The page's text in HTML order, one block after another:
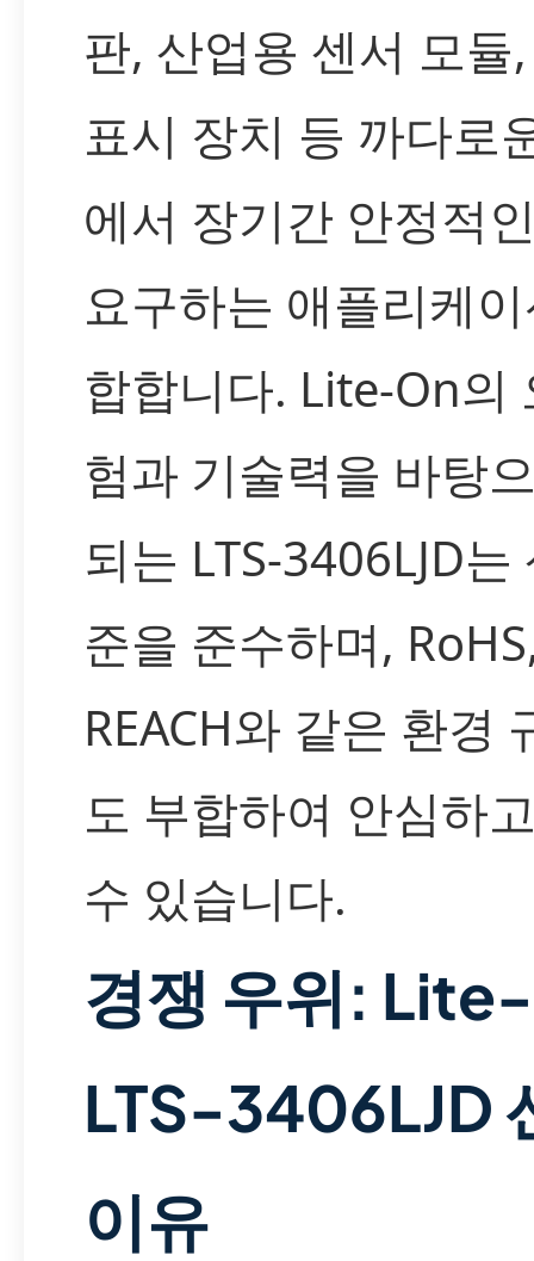
판, 산업용 센서 모듈
표시 장치 등 까다로
에서 장기간 안정적
요구하는 애플리케
합합니다. Lite-On의
험과 기술력을 바탕
되는 LTS-3406LJD는
준을 준수하며,
REACH와 같은 환경
도 부합하여 안심하
수 있습니다.
경쟁 우위:
LTS-3406LJD
이유